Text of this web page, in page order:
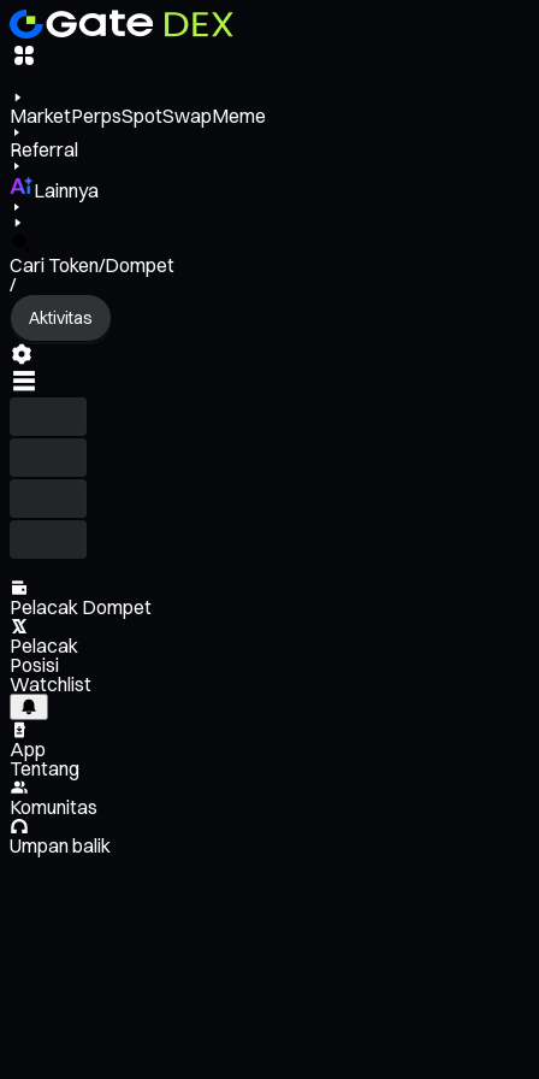
MarketPerpsSpotSwapMeme
Referral
Lainnya
Cari Token/Dompet
/
Aktivitas
Pelacak Dompet
Pelacak
Posisi
Watchlist
App
Tentang
Komunitas
Umpan balik